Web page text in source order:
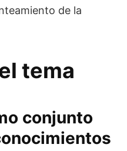
de la
tema
conjunto